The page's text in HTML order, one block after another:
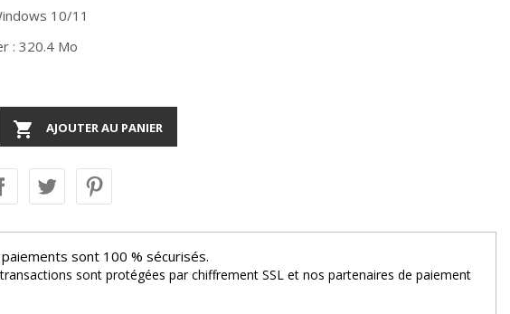
10/11
: 320.4 Mo
 AJOUTER AU PANIER
sont 100 % sécurisés.
sont protégées par chiffrement SSL et nos partenaires de paiement